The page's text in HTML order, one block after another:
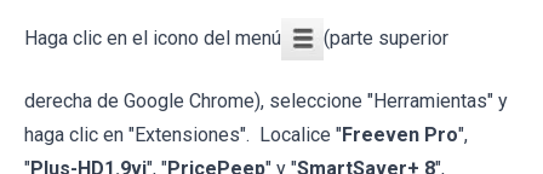
Haga clic en el icono del menú (parte superior
derecha de Google Chrome), seleccione "Herramientas" y
haga clic en "Extensiones". Localice "Freeven Pro",
"Plus-HD1.9vi", "PricePeep" y "SmartSaver+ 8",